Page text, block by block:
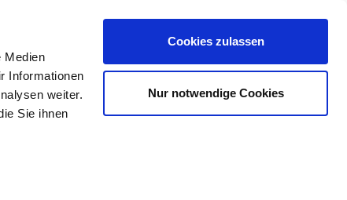
Medien
Informationen
weiter.
Sie ihnen
Cookies zulassen
Nur notwendige Cookies
Contact